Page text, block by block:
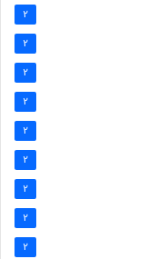
2
2
2
2
2
2
2
2
2